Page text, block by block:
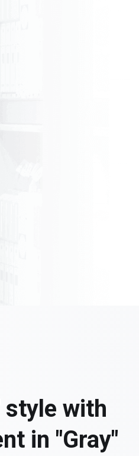
style with
in "Gray"